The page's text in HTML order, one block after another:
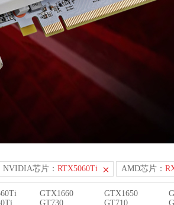
NVIDIA芯片： RTX5060Ti AMD芯片：
GTX1660 GTX1650
GT730 GT710